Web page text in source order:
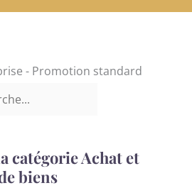
catégorie Achat et
biens